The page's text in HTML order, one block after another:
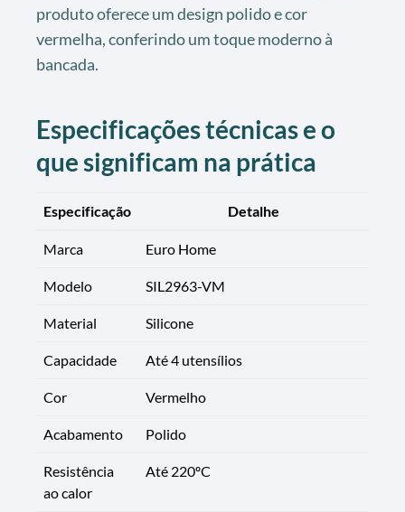
produto oferece um design polido e cor
vermelha, conferindo um toque moderno à
bancada.
Especificações técnicas e o
que significam na prática
Especificação Detalhe
Marca Euro Home
Modelo SIL2963-VM
Material Silicone
Capacidade Até 4 utensílios
Cor Vermelho
Acabamento Polido
Resistência
ao calor
Até 220ºC